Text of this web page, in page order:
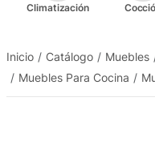
Climatización
Inicio Catálogo Muebles
Muebles Para Cocina